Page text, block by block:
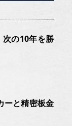
の10年を勝
ーと精密板金